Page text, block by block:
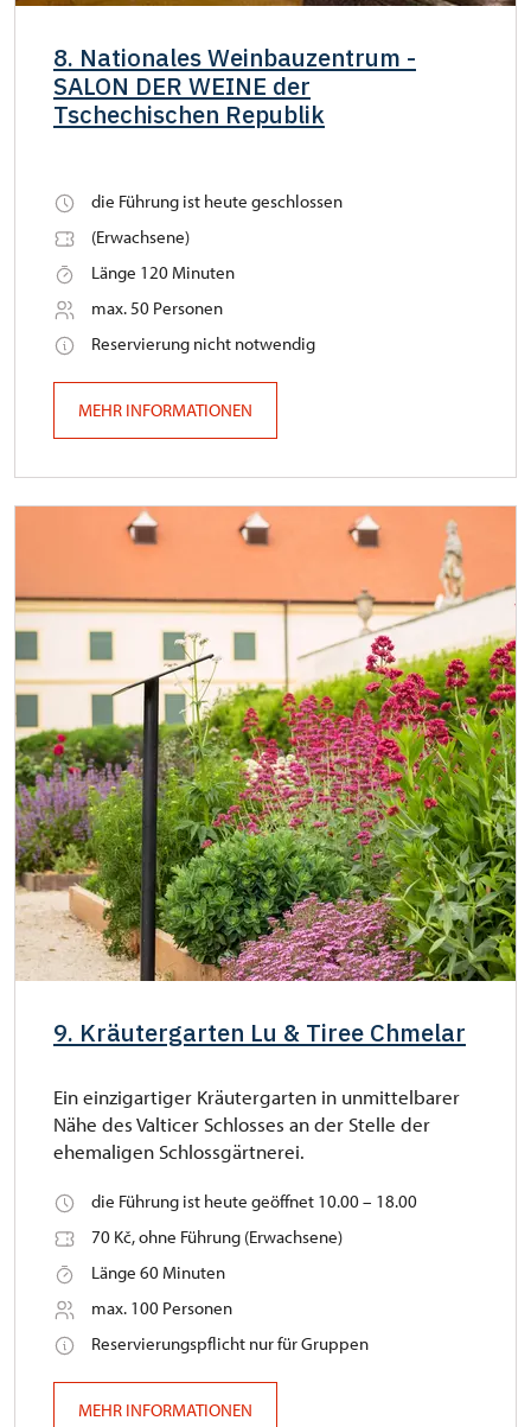
8. Nationales Weinbauzentrum -
SALON DER WEINE der
Tschechischen Republik
die Führung ist heute geschlossen
(Erwachsene)
Länge 120 Minuten
max. 50 Personen
Reservierung nicht notwendig
MEHR INFORMATIONEN
9. Kräutergarten Lu & Tiree Chmelar
Ein einzigartiger Kräutergarten in unmittelbarer
Nähe des Valticer Schlosses an der Stelle der
ehemaligen Schlossgärtnerei.
die Führung ist heute geöffnet 10.00 – 18.00
70 Kč, ohne Führung (Erwachsene)
Länge 60 Minuten
max. 100 Personen
Reservierungspflicht nur für Gruppen
MEHR INFORMATIONEN